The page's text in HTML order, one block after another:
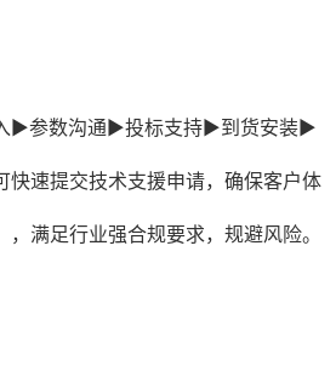
入▶参数沟通▶投标支持▶到货安装▶
速提交技术支援申请，确保客户体
满足行业强合规要求，规避风险。